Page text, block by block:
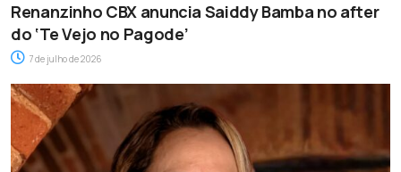
Renanzinho CBX anuncia Saiddy Bamba no after
do ‘Te Vejo no Pagode’
7 de julho de 2026